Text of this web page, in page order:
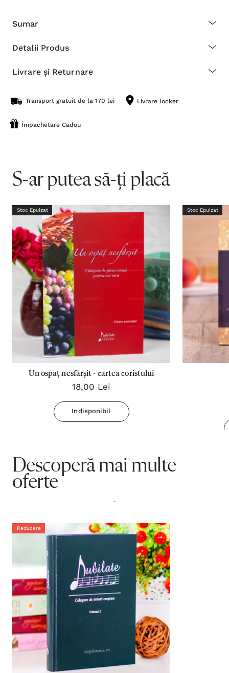
Sumar
Detalii Produs
Livrare și Returnare
Transport gratuit de la 170 lei Livrare locker
Împachetare Cadou
S-ar putea să-ți placă
Stoc Epuizat
Un ospaț nesfărșit - cartea coristului
18,00 Lei
Indisponibil
Stoc Epuizat
Descoperă mai multe
oferte
.
Reducere